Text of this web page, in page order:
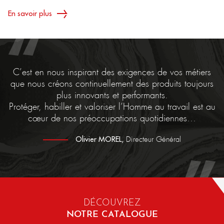
En savoir plus
C’est en nous inspirant des exigences de vos métiers
que nous créons continuellement des produits toujours
plus innovants et performants.
Protéger, habiller et valoriser l’Homme au travail est au
cœur de nos préoccupations quotidiennes…
Olivier MOREL, Directeur Général
DÉCOUVREZ
NOTRE CATALOGUE